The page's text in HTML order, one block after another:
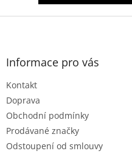
Z
Informace pro vás
Kontakt
Doprava
Obchodní podmínky
Prodávané značky
Odstoupení od smlouvy